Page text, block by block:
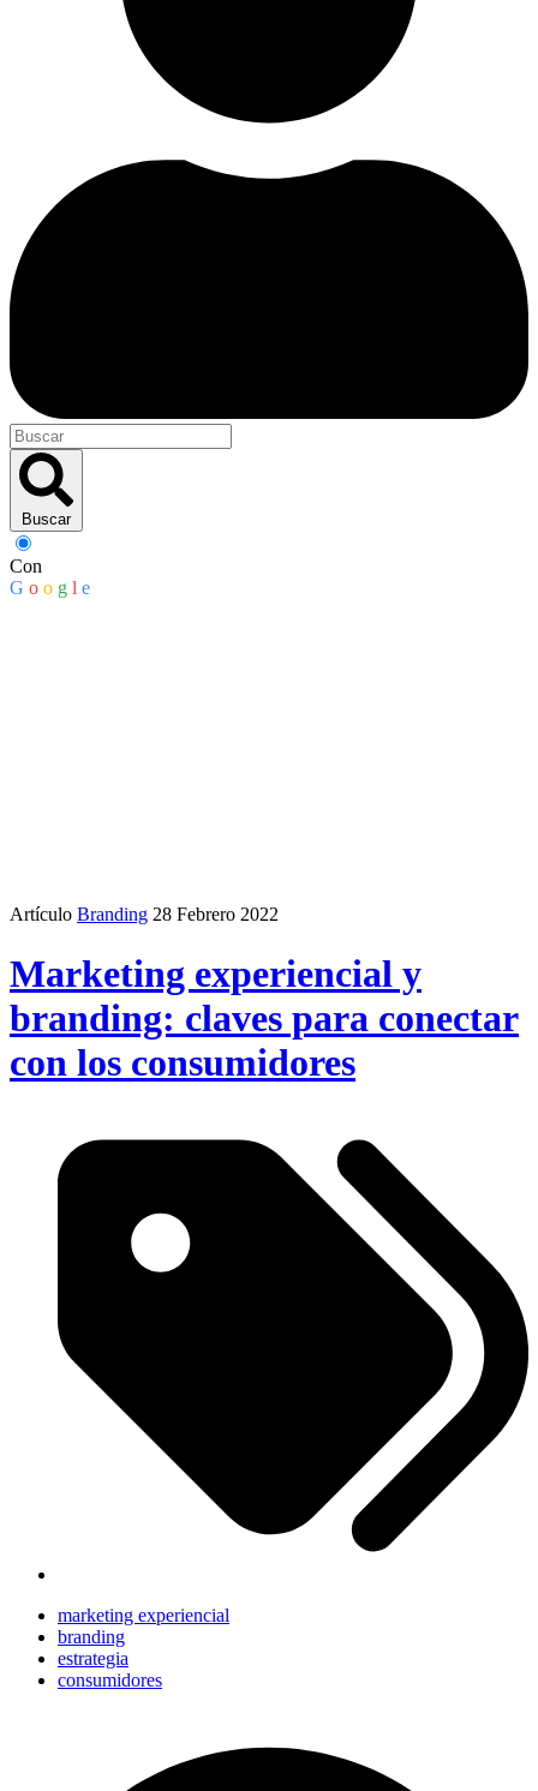
Buscar
Con
G o o g l e
Artículo Branding 28 Febrero 2022
Marketing experiencial y
branding: claves para conectar
con los consumidores
marketing experiencial
branding
estrategia
consumidores